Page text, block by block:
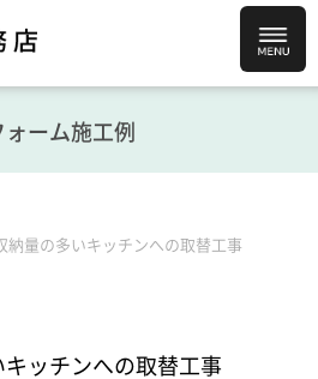
ォーム施工例
納量の多いキッチンへの取替工事
ッチンへの取替工事